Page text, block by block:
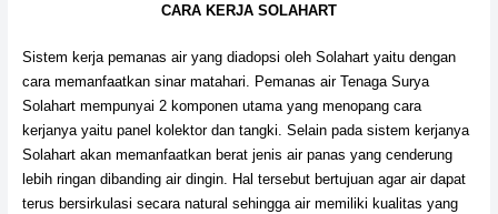
CARA KERJA SOLAHART
Sistem kerja pemanas air yang diadopsi oleh Solahart yaitu dengan
cara memanfaatkan sinar matahari. Pemanas air Tenaga Surya
Solahart mempunyai 2 komponen utama yang menopang cara
kerjanya yaitu panel kolektor dan tangki. Selain pada sistem kerjanya
Solahart akan memanfaatkan berat jenis air panas yang cenderung
lebih ringan dibanding air dingin. Hal tersebut bertujuan agar air dapat
terus bersirkulasi secara natural sehingga air memiliki kualitas yang